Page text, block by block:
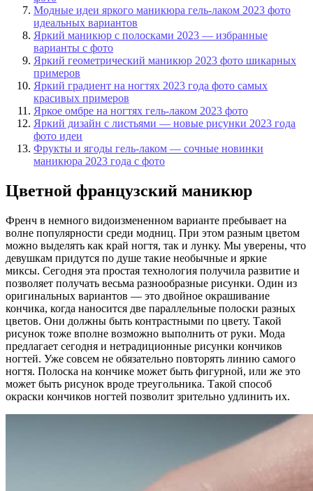
Модные идеи яркого маникюра гель-лаком 2023 фото
идеальных вариантов
Яркий маникюр с полосками 2023 — избранные
варианты с фото
Яркий геометрический маникюр 2023 фото шикарных
примеров
Яркий градиент на ногтях 2023 года фото самых
красивых примеров
Яркое омбре на ногтях гель-лаком 2023 фото
Яркий дизайн с листьями — новые рисунки 2023 года
фото идеи
Фрукты и ягоды гель-лаком — сочные новинки
маникюра 2023 года с фото
Цветной французский маникюр
Френч в немного видоизмененном варианте пребывает на
волне популярности среди модниц. При этом разным цветом
можно выделять как край ногтя, так и лунку. Мы уверены, что
девушкам придутся по душе такие необычные и яркие
миксы. Сегодня эта простая технология получила развитие и
позволяет получать весьма разнообразные рисунки. Один из
оригинальных вариантов — это двойное окрашивание
кончика, когда наносится две параллельные полоски разных
цветов. Они должны быть контрастными по цвету. Такой
рисунок тоже вполне возможно выполнить от руки. Мода
предлагает сегодня и нетрадиционные рисунки кончиков
ногтей. Уже совсем не обязательно повторять линию самого
ногтя. Полоска на кончике может быть фигурной, или же это
может быть рисунок вроде треугольника. Такой способ
окраски кончиков ногтей позволит зрительно удлинить их.